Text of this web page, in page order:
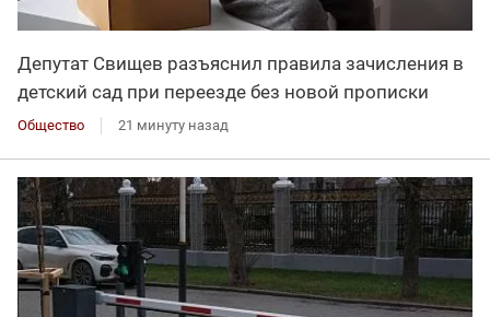
Депутат Свищев разъяснил правила зачисления в
детский сад при переезде без новой прописки
Общество 21 минуту назад